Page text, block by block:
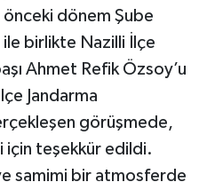
dönem Şube
ile birlikte Nazilli İlçe
Ahmet Refik Özsoy’u
Jandarma
görüşmede,
için teşekkür edildi.
samimi bir atmosferde